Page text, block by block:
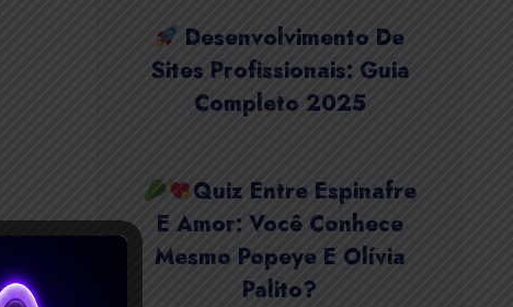
Desenvolvimento De
Sites Profissionais: Guia
Completo 2025
Quiz Entre Espinafre
E Amor: Você Conhece
Mesmo Popeye E Olívia
Palito?